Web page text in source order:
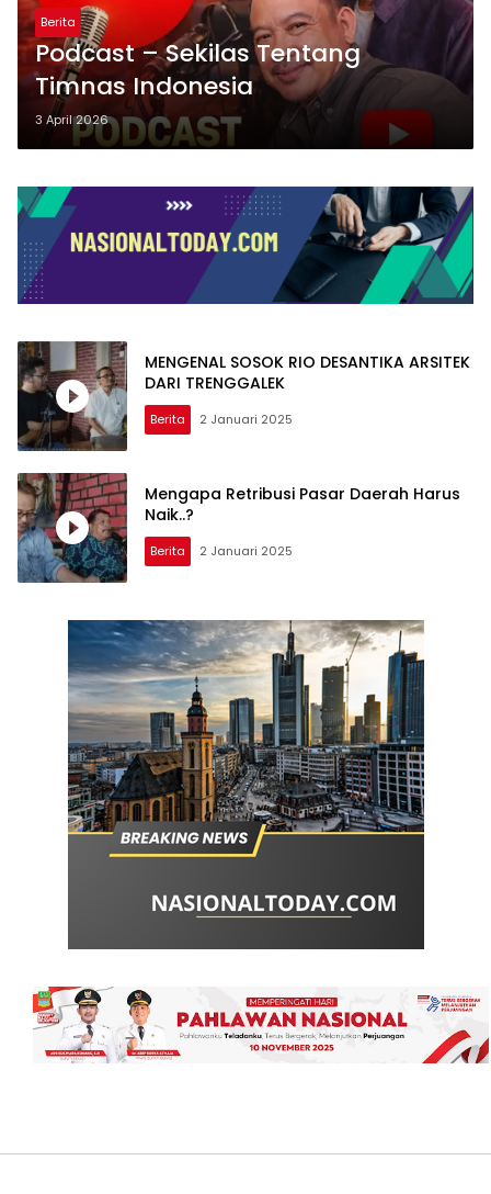
Berita
Podcast – Sekilas Tentang
Timnas Indonesia
3 April 2026
MENGENAL SOSOK RIO DESANTIKA ARSITEK
DARI TRENGGALEK
Berita 2 Januari 2025
Mengapa Retribusi Pasar Daerah Harus
Naik..?
Berita 2 Januari 2025